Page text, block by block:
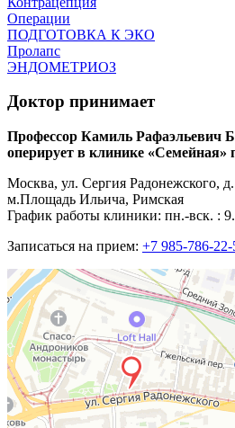
Операции
ПОДГОТОВКА К ЭКО
Пролапс
ЭНДОМЕТРИОЗ
Доктор принимает
Профессор Камиль Рафаэльевич
оперирует в клинике «Семейная»
Москва, ул. Сергия Радонежского,
м.Площадь Ильича, Римская
График работы клиники: пн.-вск. :
Записаться на прием: +7 985-786-22-